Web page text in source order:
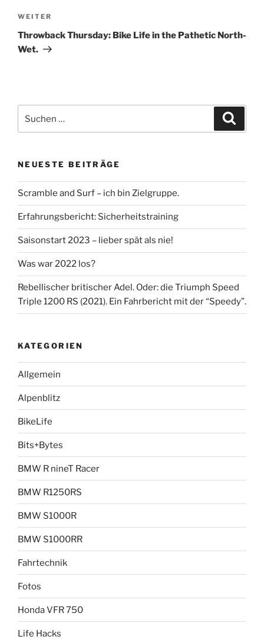
Nächster
Beitrag
WEITER
Throwback Thursday: Bike Life in the Pathetic North-
Wet.
nach:
NEUESTE BEITRÄGE
Scramble and Surf – ich bin Zielgruppe.
Erfahrungsbericht: Sicherheitstraining
Saisonstart 2023 – lieber spät als nie!
Was war 2022 los?
Rebellischer britischer Adel. Oder: die Triumph Speed
Triple 1200 RS (2021). Ein Fahrbericht mit der “Speedy”.
KATEGORIEN
Allgemein
Alpenblitz
BikeLife
Bits+Bytes
BMW R nineT Racer
BMW R1250RS
BMW S1000R
BMW S1000RR
Fahrtechnik
Fotos
Honda VFR 750
Life Hacks